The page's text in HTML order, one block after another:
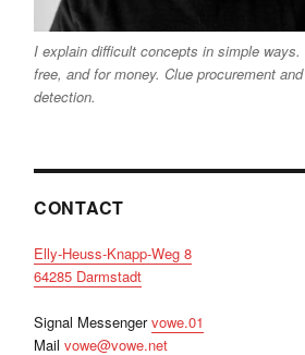
I explain difficult concepts in simple ways.
free, and for money. Clue procurement
detection.
CONTACT
Elly-Heuss-Knapp-Weg 8
64285 Darmstadt
Signal Messengervowe.01
Mail vowe@vowe.net